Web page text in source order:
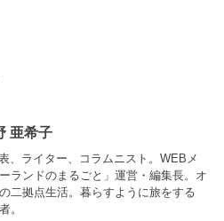
亜希子
、ライター、コラムニスト。WEBメ
ランドのまるごと」運営・編集長。オ
二拠点生活。暮らすように旅をする
。